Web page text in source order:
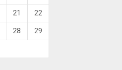
21 22
28 29